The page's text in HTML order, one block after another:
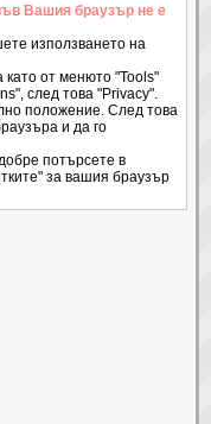
Вашия браузър не е
използването на
като от менюто "Tools"
след това "Privacy".
положение. След това
и да го
потърсете в
за вашия браузър